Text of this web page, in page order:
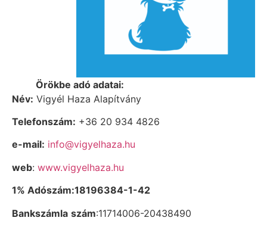
Örökbe adó adatai:
Név: Vigyél Haza Alapítvány
Telefonszám: +36 20 934 4826
e-mail: info@vigyelhaza.hu
web: www.vigyelhaza.hu
1% Adószám:18196384-1-42
Bankszámla szám:11714006-20438490